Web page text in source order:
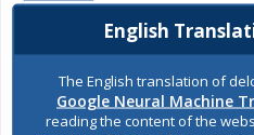
English
The English translation of
Google Neural Machine
reading the content of the